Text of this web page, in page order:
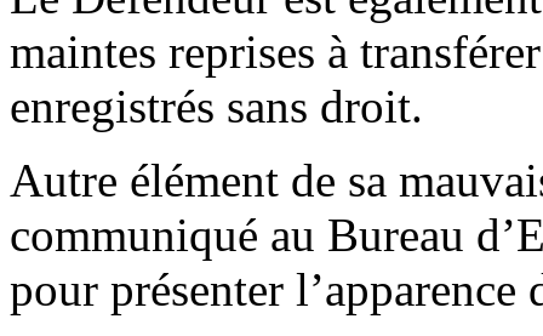
maintes reprises à
enregistrés sans droit.
Autre élément de sa
communiqué au Bureau
pour présenter